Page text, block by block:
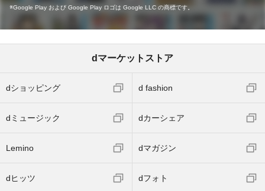
Google Play および Google Play ロゴは Google LLC の商標です。
dマーケットストア
dショッピング d fashion
dミュージック dカーシェア
Lemino dマガジン
dヒッツ dフォト